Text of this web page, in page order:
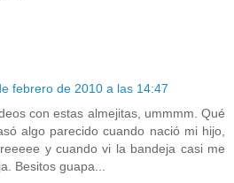
febrero de 2010 a las 14:47
con estas almejitas, ummmm. Qué
algo parecido cuando nació mi hijo,
y cuando vi la bandeja casi me
Besitos guapa...